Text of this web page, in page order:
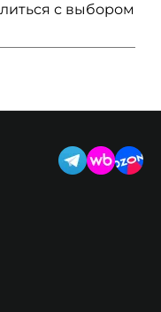
с выбором